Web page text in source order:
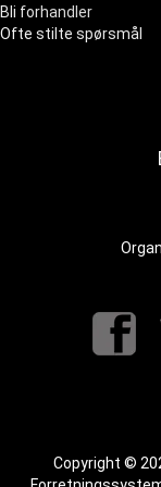
Bli forhandler
Ofte stilte spørsmål
Copyright ©